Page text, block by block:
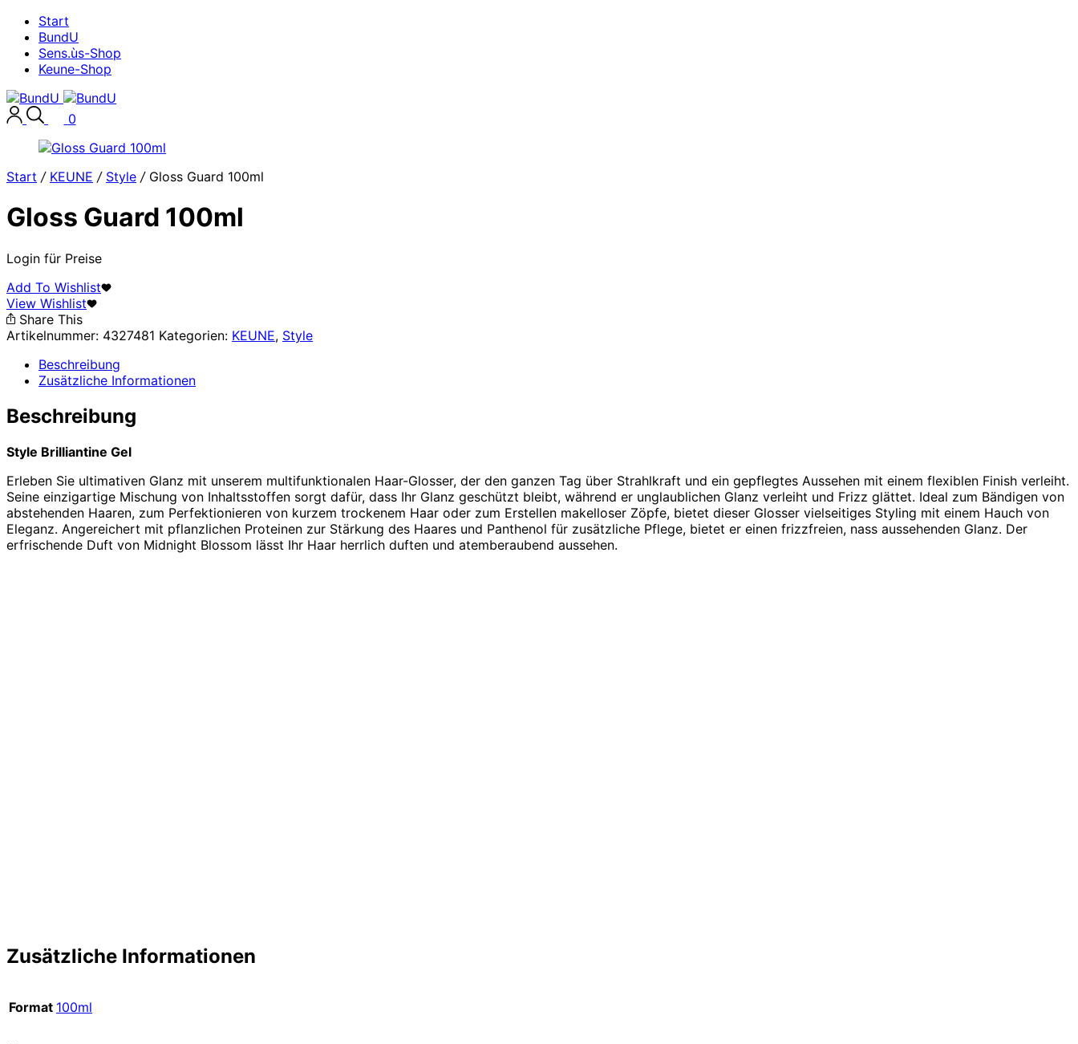
Start
BundU
Sens.ùs-Shop
Keune-Shop
0
Start / KEUNE / Style /Gloss Guard 100ml
Gloss Guard 100ml
Login für Preise
Add To Wishlist
View Wishlist
Share This
Artikelnummer: 4327481 Kategorien: KEUNE, Style
Beschreibung
Zusätzliche Informationen
Beschreibung
Style Brilliantine Gel
Erleben Sie ultimativen Glanz mit unserem multifunktionalen Haar-Glosser, der den ganzen Tag über Strahlkraft und ein gepflegtes Aussehen mit einem flexiblen Finish verleiht.
Seine einzigartige Mischung von Inhaltsstoffen sorgt dafür, dass Ihr Glanz geschützt bleibt, während er unglaublichen Glanz verleiht und Frizz glättet. Ideal zum Bändigen von
abstehenden Haaren, zum Perfektionieren von kurzem trockenem Haar oder zum Erstellen makelloser Zöpfe, bietet dieser Glosser vielseitiges Styling mit einem Hauch von
Eleganz. Angereichert mit pflanzlichen Proteinen zur Stärkung des Haares und Panthenol für zusätzliche Pflege, bietet er einen frizzfreien, nass aussehenden Glanz. Der
erfrischende Duft von Midnight Blossom lässt Ihr Haar herrlich duften und atemberaubend aussehen.
Zusätzliche Informationen
Format 100ml